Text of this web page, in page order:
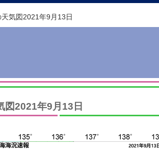
気図2021年9月13日
図2021年9月13日